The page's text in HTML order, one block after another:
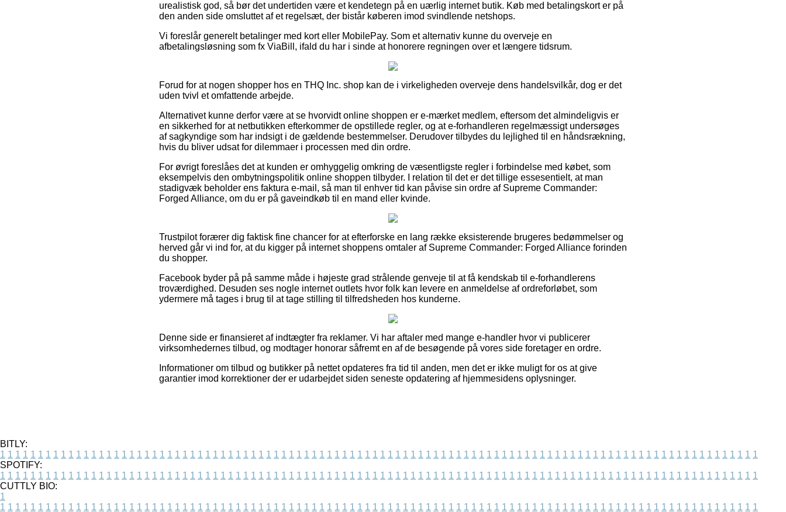
urealistisk god, så bør det undertiden være et kendetegn på en uærlig internet butik. Køb med betalingskort er på
den anden side omsluttet af et regelsæt, der bistår køberen imod svindlende netshops.
Vi foreslår generelt betalinger med kort eller MobilePay. Som et alternativ kunne du overveje en
afbetalingsløsning som fx ViaBill, ifald du har i sinde at honorere regningen over et længere tidsrum.
Forud for at nogen shopper hos en THQ Inc. shop kan de i virkeligheden overveje dens handelsvilkår, dog er det
uden tvivl et omfattende arbejde.
Alternativet kunne derfor være at se hvorvidt online shoppen er e-mærket medlem, eftersom det almindeligvis er
en sikkerhed for at netbutikken efterkommer de opstillede regler, og at e-forhandleren regelmæssigt undersøges
af sagkyndige som har indsigt i de gældende bestemmelser. Derudover tilbydes du lejlighed til en håndsrækning,
hvis du bliver udsat for dilemmaer i processen med din ordre.
For øvrigt foreslåes det at kunden er omhyggelig omkring de væsentligste regler i forbindelse med købet, som
eksempelvis den ombytningspolitik online shoppen tilbyder. I relation til det er det tillige essesentielt, at man
stadigvæk beholder ens faktura e-mail, så man til enhver tid kan påvise sin ordre af Supreme Commander:
Forged Alliance, om du er på gaveindkøb til en mand eller kvinde.
Trustpilot forærer dig faktisk fine chancer for at efterforske en lang række eksisterende brugeres bedømmelser og
herved går vi ind for, at du kigger på internet shoppens omtaler af Supreme Commander: Forged Alliance forinden
du shopper.
Facebook byder på på samme måde i højeste grad strålende genveje til at få kendskab til e-forhandlerens
troværdighed. Desuden ses nogle internet outlets hvor folk kan levere en anmeldelse af ordreforløbet, som
ydermere må tages i brug til at tage stilling til tilfredsheden hos kunderne.
Denne side er finansieret af indtægter fra reklamer. Vi har aftaler med mange e-handler hvor vi publicerer
virksomhedernes tilbud, og modtager honorar såfremt en af de besøgende på vores side foretager en ordre.
Informationer om tilbud og butikker på nettet opdateres fra tid til anden, men det er ikke muligt for os at give
garantier imod korrektioner der er udarbejdet siden seneste opdatering af hjemmesidens oplysninger.
BITLY:
1 1 1 1 1 1 1 1 1 1 1 1 1 1 1 1 1 1 1 1 1 1 1 1 1 1 1 1 1 1 1 1 1 1 1 1 1 1 1 1 1 1 1 1 1 1 1 1 1 1 1 1 1 1 1 1 1 1 1 1 1 1 1 1 1 1 1 1 1 1 1 1 1 1 1 1 1 1 1 1 1 1 1 1 1 1 1 1 1 1 1 1 1 1 1 1 1 1 1 1
SPOTIFY:
1 1 1 1 1 1 1 1 1 1 1 1 1 1 1 1 1 1 1 1 1 1 1 1 1 1 1 1 1 1 1 1 1 1 1 1 1 1 1 1 1 1 1 1 1 1 1 1 1 1 1 1 1 1 1 1 1 1 1 1 1 1 1 1 1 1 1 1 1 1 1 1 1 1 1 1 1 1 1 1 1 1 1 1 1 1 1 1 1 1 1 1 1 1 1 1 1 1 1 1
CUTTLY BIO:
1
1 1 1 1 1 1 1 1 1 1 1 1 1 1 1 1 1 1 1 1 1 1 1 1 1 1 1 1 1 1 1 1 1 1 1 1 1 1 1 1 1 1 1 1 1 1 1 1 1 1 1 1 1 1 1 1 1 1 1 1 1 1 1 1 1 1 1 1 1 1 1 1 1 1 1 1 1 1 1 1 1 1 1 1 1 1 1 1 1 1 1 1 1 1 1 1 1 1 1 1